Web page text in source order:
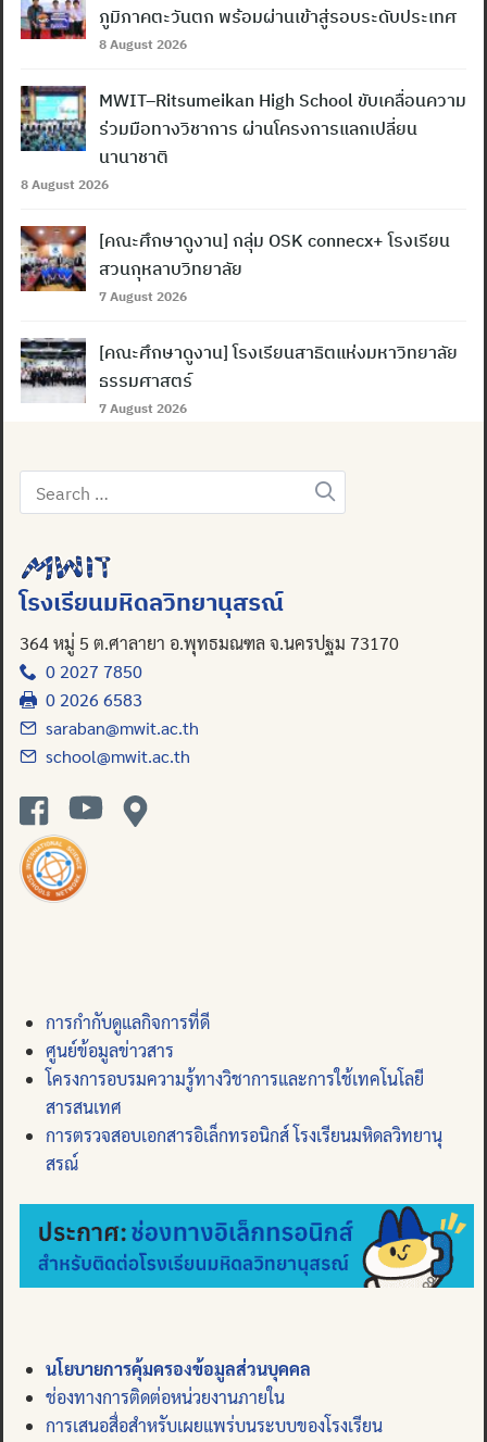
ภูมิภาคตะวันตก พร้อมผ่านเข้าสู่รอบระดับประเทศ
8 August 2026
MWIT–Ritsumeikan High School ขับเคลื่อนความ
ร่วมมือทางวิชาการ ผ่านโครงการแลกเปลี่ยน
นานาชาติ
8 August 2026
[คณะศึกษาดูงาน] กลุ่ม OSK connecx+ โรงเรียน
สวนกุหลาบวิทยาลัย
7 August 2026
[คณะศึกษาดูงาน] โรงเรียนสาธิตแห่งมหาวิทยาลัย
ธรรมศาสตร์
7 August 2026
Search
for:
โรงเรียนมหิดลวิทยานุสรณ์
364 หมู่ 5 ต.ศาลายา อ.พุทธมณฑล จ.นครปฐม 73170
0 2027 7850
0 2026 6583
saraban@mwit.ac.th
school@mwit.ac.th
การกำกับดูแลกิจการที่ดี
ศูนย์ข้อมูลข่าวสาร
โครงการอบรมความรู้ทางวิชาการและการใช้เทคโนโลยี
สารสนเทศ
การตรวจสอบเอกสารอิเล็กทรอนิกส์ โรงเรียนมหิดลวิทยานุ
สรณ์
นโยบายการคุ้มครองข้อมูลส่วนบุคคล
ช่องทางการติดต่อหน่วยงานภายใน
การเสนอสื่อสำหรับเผยแพร่บนระบบของโรงเรียน